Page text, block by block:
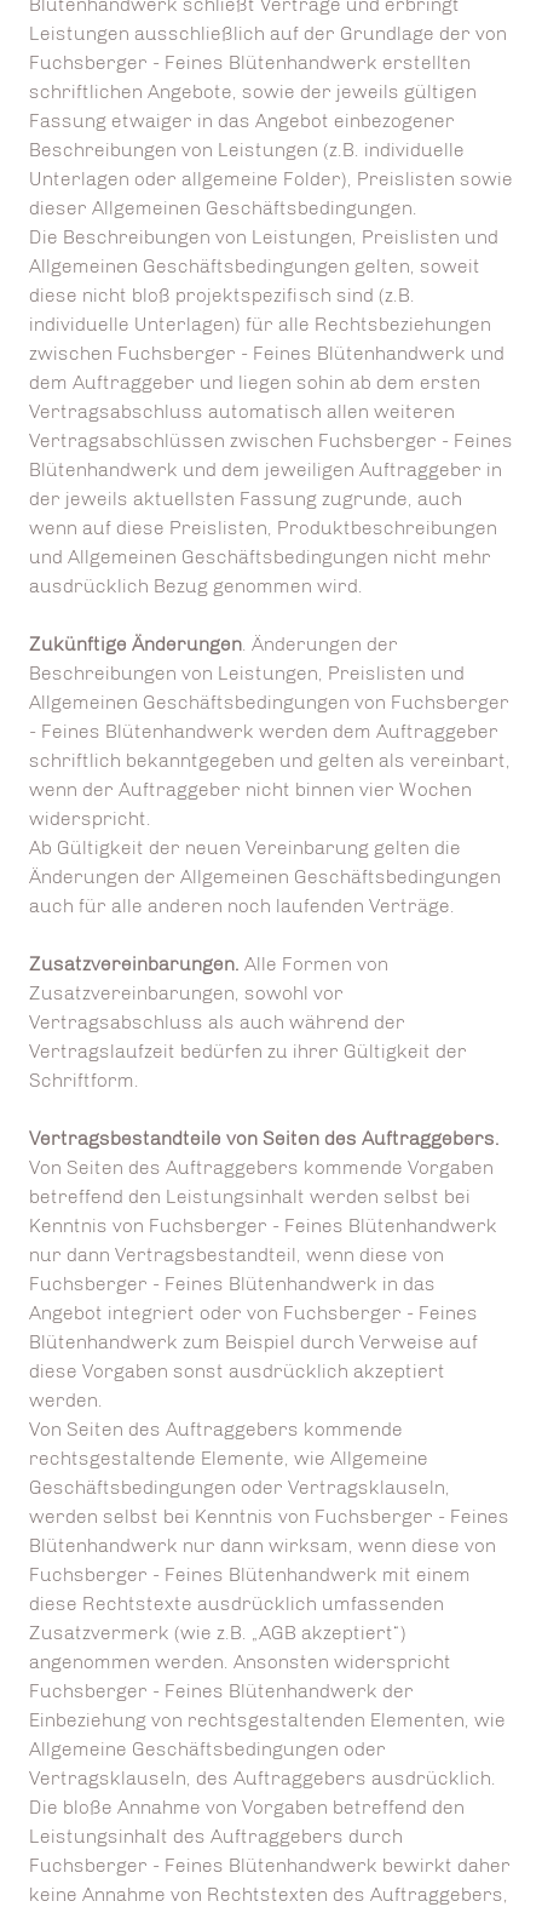
Leistungen ausschließlich auf der Grundlage der von
Fuchsberger - Feines Blütenhandwerk erstellten
schriftlichen Angebote, sowie der jeweils gültigen
Fassung etwaiger in das Angebot einbezogener
Beschreibungen von Leistungen (z.B. individuelle
Unterlagen oder allgemeine Folder), Preislisten sowie
dieser Allgemeinen Geschäftsbedingungen.
Die Beschreibungen von Leistungen, Preislisten und
Allgemeinen Geschäftsbedingungen gelten, soweit
diese nicht bloß projektspezifisch sind (z.B.
individuelle Unterlagen) für alle Rechtsbeziehungen
zwischen Fuchsberger - Feines Blütenhandwerk und
dem Auftraggeber und liegen sohin ab dem ersten
Vertragsabschluss automatisch allen weiteren
Vertragsabschlüssen zwischen Fuchsberger - Feines
Blütenhandwerk und dem jeweiligen Auftraggeber in
der jeweils aktuellsten Fassung zugrunde, auch
wenn auf diese Preislisten, Produktbeschreibungen
und Allgemeinen Geschäftsbedingungen nicht mehr
ausdrücklich Bezug genommen wird.
Zukünftige Änderungen. Änderungen der
Beschreibungen von Leistungen, Preislisten und
Allgemeinen Geschäftsbedingungen von Fuchsberger
- Feines Blütenhandwerk werden dem Auftraggeber
schriftlich bekanntgegeben und gelten als vereinbart,
wenn der Auftraggeber nicht binnen vier Wochen
widerspricht.
Ab Gültigkeit der neuen Vereinbarung gelten die
Änderungen der Allgemeinen Geschäftsbedingungen
auch für alle anderen noch laufenden Verträge.
Zusatzvereinbarungen. Alle Formen von
Zusatzvereinbarungen, sowohl vor
Vertragsabschluss als auch während der
Vertragslaufzeit bedürfen zu ihrer Gültigkeit der
Schriftform.
Vertragsbestandteile von Seiten des Auftraggebers.
Von Seiten des Auftraggebers kommende Vorgaben
betreffend den Leistungsinhalt werden selbst bei
Kenntnis von Fuchsberger - Feines Blütenhandwerk
nur dann Vertragsbestandteil, wenn diese von
Fuchsberger - Feines Blütenhandwerk in das
Angebot integriert oder von Fuchsberger - Feines
Blütenhandwerk zum Beispiel durch Verweise auf
diese Vorgaben sonst ausdrücklich akzeptiert
werden.
Von Seiten des Auftraggebers kommende
rechtsgestaltende Elemente, wie Allgemeine
Geschäftsbedingungen oder Vertragsklauseln,
werden selbst bei Kenntnis von Fuchsberger - Feines
Blütenhandwerk nur dann wirksam, wenn diese von
Fuchsberger - Feines Blütenhandwerk mit einem
diese Rechtstexte ausdrücklich umfassenden
Zusatzvermerk (wie z.B. „AGB akzeptiert“)
angenommen werden. Ansonsten widerspricht
Fuchsberger - Feines Blütenhandwerk der
Einbeziehung von rechtsgestaltenden Elementen, wie
Allgemeine Geschäftsbedingungen oder
Vertragsklauseln, des Auftraggebers ausdrücklich.
Die bloße Annahme von Vorgaben betreffend den
Leistungsinhalt des Auftraggebers durch
Fuchsberger - Feines Blütenhandwerk bewirkt daher
keine Annahme von Rechtstexten des Auftraggebers,